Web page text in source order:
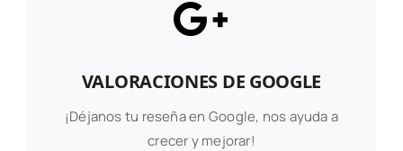
VALORACIONES DE GOOGLE
¡Déjanos tu reseña en Google, nos ayuda a
crecer y mejorar!